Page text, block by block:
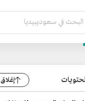
إغلاق